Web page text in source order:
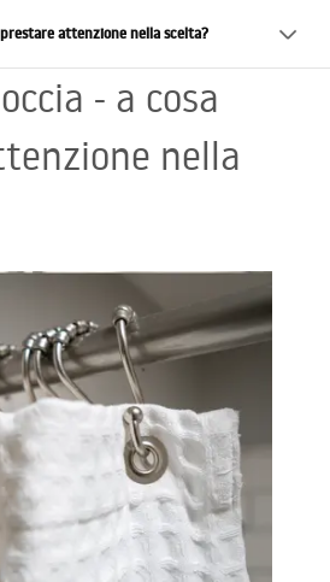
prestare attenzione nella scelta?
- a cosa
nella